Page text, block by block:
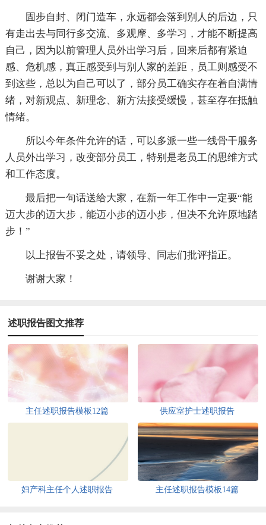
固步自封、闭门造车，永远都会落到别人的后边，只
有走出去与同行多交流、多观摩、多学习，才能不断提高
自己，因为以前管理人员外出学习后，回来后都有紧迫
感、危机感，真正感受到与别人家的差距，员工则感受不
到这些，总以为自己可以了，部分员工确实存在着自满情
绪，对新观点、新理念、新方法接受缓慢，甚至存在抵触
情绪。
所以今年条件允许的话，可以多派一些一线骨干服务
人员外出学习，改变部分员工，特别是老员工的思维方式
和工作态度。
最后把一句话送给大家，在新一年工作中一定要“能
迈大步的迈大步，能迈小步的迈小步，但决不允许原地踏
步！”
以上报告不妥之处，请领导、同志们批评指正。
谢谢大家！
述职报告图文推荐
主任述职报告模板12篇 供应室护士述职报告
妇产科主任个人述职报告 主任述职报告模板14篇